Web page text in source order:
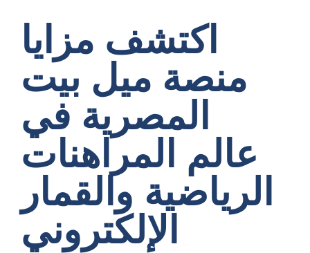
اكتشف مزايا
منصة ميل بيت
المصرية في
عالم المراهنات
الرياضية والقمار
الإلكتروني